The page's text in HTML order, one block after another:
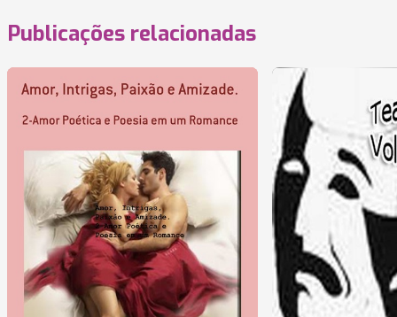
Publicações relacionadas